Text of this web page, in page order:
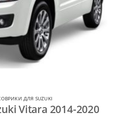
ДЛЯ SUZUKI
Vitara 2014-2020